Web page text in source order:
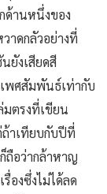
ด้านหนึ่งของ
าดกลัวอย่างที่
ยังเสียดสี
พศสัมพันธ์เท่ากับ
มตรงที่เขียน
าเทียบกับปีที่
ถือว่ากล้าหาญ
องซึ่งไม่ได้ลด